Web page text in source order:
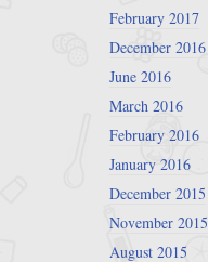
February 2017
December 2016
June 2016
March 2016
February 2016
January 2016
December 2015
November 2015
August 2015